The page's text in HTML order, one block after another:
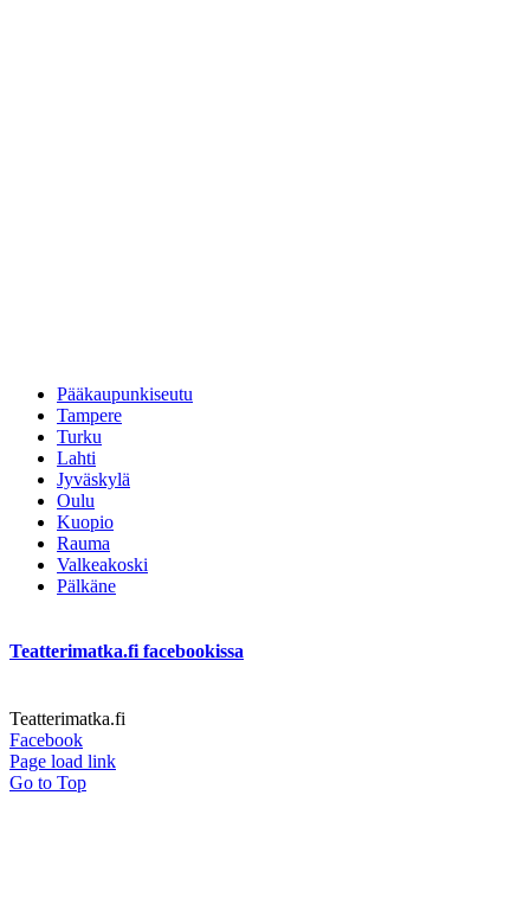
Pääkaupunkiseutu
Tampere
Turku
Lahti
Jyväskylä
Oulu
Kuopio
Rauma
Valkeakoski
Pälkäne
Teatterimatka.fi facebookissa
Teatterimatka.fi
Facebook
Page load link
Go to Top